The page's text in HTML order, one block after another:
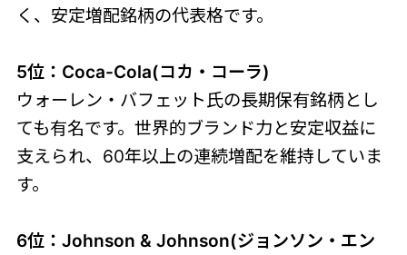
く、安定増配銘柄の代表格です。
5位：Coca-Cola(コカ・コーラ)
ウォーレン・バフェット氏の長期保有銘柄とし
ても有名です。世界的ブランド力と安定収益に
支えられ、60年以上の連続増配を維持していま
す。
6位：Johnson & Johnson(ジョンソン・エン